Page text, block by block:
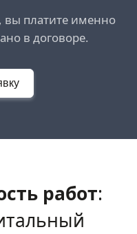
вы платите именно
в договоре.
работ: